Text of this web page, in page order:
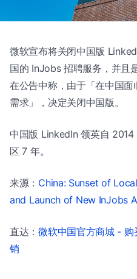
微软宣布将关闭中国版
国的 InJobs 招聘服务，并且
在公告中称，由于「在中国
需求」，决定关闭中国版。
中国版 LinkedIn 领英自
区 7 年。
来源： China: Sunset of
and Launch of New InJobs
直达：微软中国官方商城 -
销